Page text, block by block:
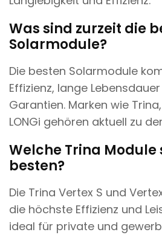
Was sind zurzeit die
Solarmodule?
Die besten Solarmodule
Effizienz, lange
Garantien. Marken wie
LONGi gehören aktuell zu
Welche Trina Module
besten?
Die Trina Vertex S und
die höchste Effizienz und
ideal für private und